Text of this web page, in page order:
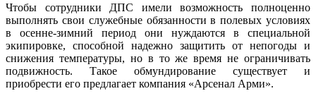
Чтобы сотрудники ДПС имели возможность полноценно
выполнять свои служебные обязанности в полевых условиях
в осенне-зимний период они нуждаются в специальной
экипировке, способной надежно защитить от непогоды и
снижения температуры, но в то же время не ограничивать
подвижность. Такое обмундирование существует и
приобрести его предлагает компания «Арсенал Арми».